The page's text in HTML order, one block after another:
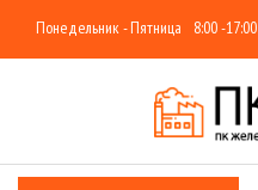
Понедельник - Пятница 8:00 -17:00